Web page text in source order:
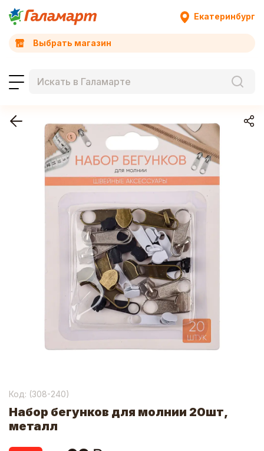
Екатеринбург
Выбрать магазин
Код: (308-240)
Набор бегунков для молнии 20шт,
металл